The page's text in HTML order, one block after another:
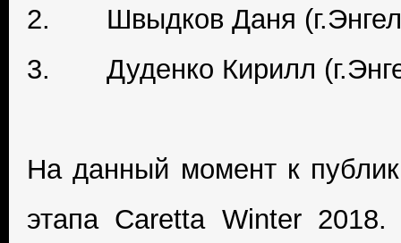
2. Швыдков Даня
3. Дуденко Кирилл
На данный момент к
этапа Caretta Winter